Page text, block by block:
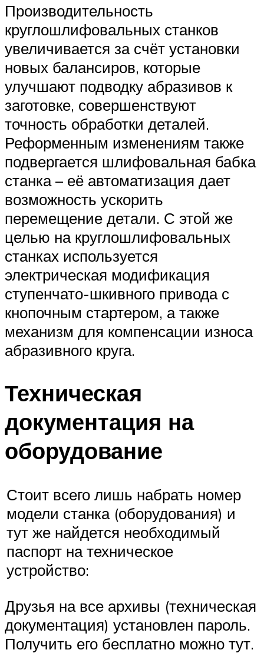
Производительность
круглошлифовальных станков
увеличивается за счёт установки
новых балансиров, которые
улучшают подводку абразивов к
заготовке, совершенствуют
точность обработки деталей.
Реформенным изменениям также
подвергается шлифовальная бабка
станка – её автоматизация дает
возможность ускорить
перемещение детали. С этой же
целью на круглошлифовальных
станках используется
электрическая модификация
ступенчато-шкивного привода с
кнопочным стартером, а также
механизм для компенсации износа
абразивного круга.
Техническая
документация на
оборудование
Стоит всего лишь набрать номер
модели станка (оборудования) и
тут же найдется необходимый
паспорт на техническое
устройство:
Друзья на все архивы (техническая
документация) установлен пароль.
Получить его бесплатно можно тут.